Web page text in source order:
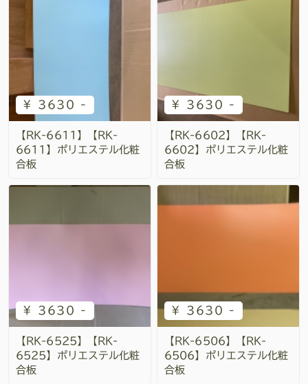
¥ 3630 -
【RK-6611】【RK-
6611】ポリエステル化粧
合板
¥ 3630 -
【RK-6602】【RK-
6602】ポリエステル化粧
合板
¥ 3630 -
【RK-6525】【RK-
6525】ポリエステル化粧
合板
¥ 3630 -
【RK-6506】【RK-
6506】ポリエステル化粧
合板